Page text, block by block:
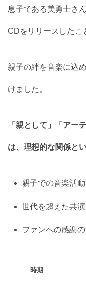
息子である美勇士さ
CDをリリースしたこ
親子の絆を音楽に込
けました。
「親として」「アー
は、理想的な関係と
親子での音楽活動
世代を超えた共演
ファンへの感謝
時期